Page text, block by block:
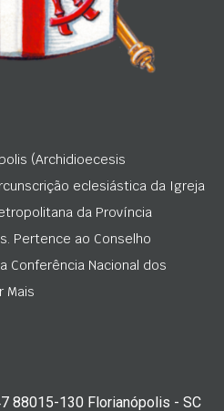
(Archidioecesis
eclesiástica da Igreja
da Província
Pertence ao Conselho
Conferência Nacional dos
Mais
88015-130 Florianópolis - SC